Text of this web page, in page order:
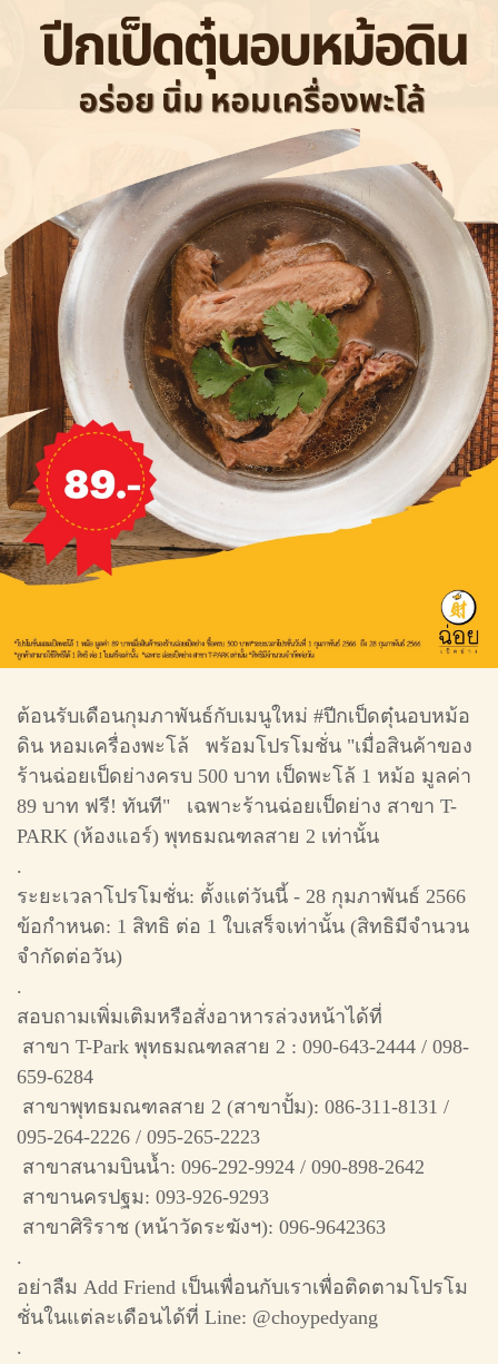
ต้อนรับเดือนกุมภาพันธ์กับเมนูใหม่ #ปีกเป็ดตุ๋นอบหม้อ
ดิน หอมเครื่องพะโล้ พร้อมโปรโมชั่น "เมื่อสินค้าของ
ร้านฉ่อยเป็ดย่างครบ 500 บาท เป็ดพะโล้ 1 หม้อ มูลค่า
89 บาท ฟรี! ทันที" เฉพาะร้านฉ่อยเป็ดย่าง สาขา T-
PARK (ห้องแอร์) พุทธมณฑลสาย 2 เท่านั้น
.
ระยะเวลาโปรโมชั่น: ตั้งแต่วันนี้ - 28 กุมภาพันธ์ 2566
ข้อกำหนด: 1 สิทธิ ต่อ 1 ใบเสร็จเท่านั้น (สิทธิมีจำนวน
จำกัดต่อวัน)
.
สอบถามเพิ่มเติมหรือสั่งอาหารล่วงหน้าได้ที่
สาขา T-Park พุทธมณฑลสาย 2 : 090-643-2444 / 098-
659-6284
สาขาพุทธมณฑลสาย 2 (สาขาปั้ม): 086-311-8131 /
095-264-2226 / 095-265-2223
สาขาสนามบินน้ำ: 096-292-9924 / 090-898-2642
สาขานครปฐม: 093-926-9293
สาขาศิริราช (หน้าวัดระฆังฯ): 096-9642363
.
อย่าลืม Add Friend เป็นเพื่อนกับเราเพื่อติดตามโปรโม
ชั่นในแต่ละเดือนได้ที่ Line: @choypedyang
.